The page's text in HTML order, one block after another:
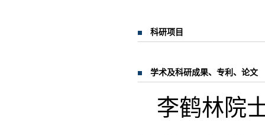
科研项目
学术及科研成果、专利、论文
李鹤林院